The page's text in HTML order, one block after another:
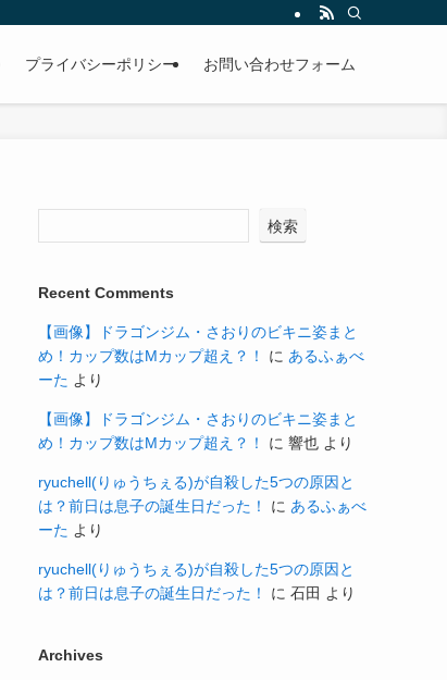
プライバシーポリシー お問い合わせフォーム
検索
Recent Comments
【画像】ドラゴンジム・さおりのビキニ姿まと
め！カップ数はMカップ超え？！
に あるふぁべ
ーた より
【画像】ドラゴンジム・さおりのビキニ姿まと
め！カップ数はMカップ超え？！
に 響也 より
ryuchell(りゅうちぇる)が自殺した5つの原因と
は？前日は息子の誕生日だった！
に あるふぁべ
ーた より
ryuchell(りゅうちぇる)が自殺した5つの原因と
は？前日は息子の誕生日だった！
に 石田 より
Archives